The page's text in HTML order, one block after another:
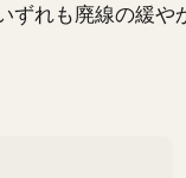
れも廃線の緩や